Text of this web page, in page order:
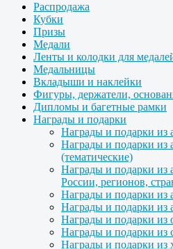
Распродажа
Кубки
Призы
Медали
Ленты и колодки для
Медальницы
Вкладыши и наклейки
Фигуры, держатели,
Дипломы и багетные рамки
Награды и подарки
Награды и подарки из
Награды и подарки из
(тематические)
Награды и подарки из
России, регионов,
Награды и подарки из
Награды и подарки из
Награды и подарки из
Награды и подарки из
Награды и подарки из